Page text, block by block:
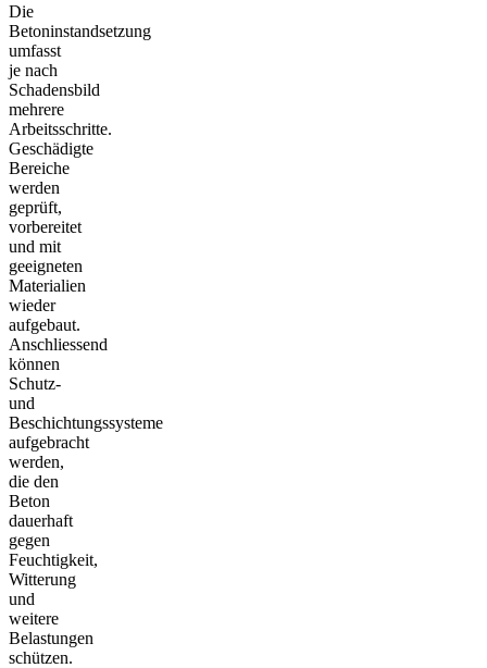
Die
Betoninstandsetzung
umfasst
je nach
Schadensbild
mehrere
Arbeitsschritte.
Geschädigte
Bereiche
werden
geprüft,
vorbereitet
und mit
geeigneten
Materialien
wieder
aufgebaut.
Anschliessend
können
Schutz-
und
Beschichtungssysteme
aufgebracht
werden,
die den
Beton
dauerhaft
gegen
Feuchtigkeit,
Witterung
und
weitere
Belastungen
schützen.